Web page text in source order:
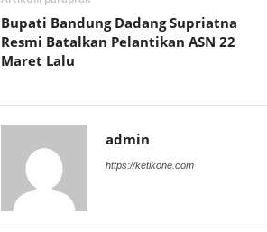
Bupati Bandung Dadang Supriatna
Resmi Batalkan Pelantikan ASN 22
Maret Lalu
admin
https://ketikone.com